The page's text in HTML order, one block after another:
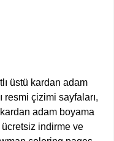
üstü kardan adam
resmi çizimi sayfaları,
adam boyama
indirme ve